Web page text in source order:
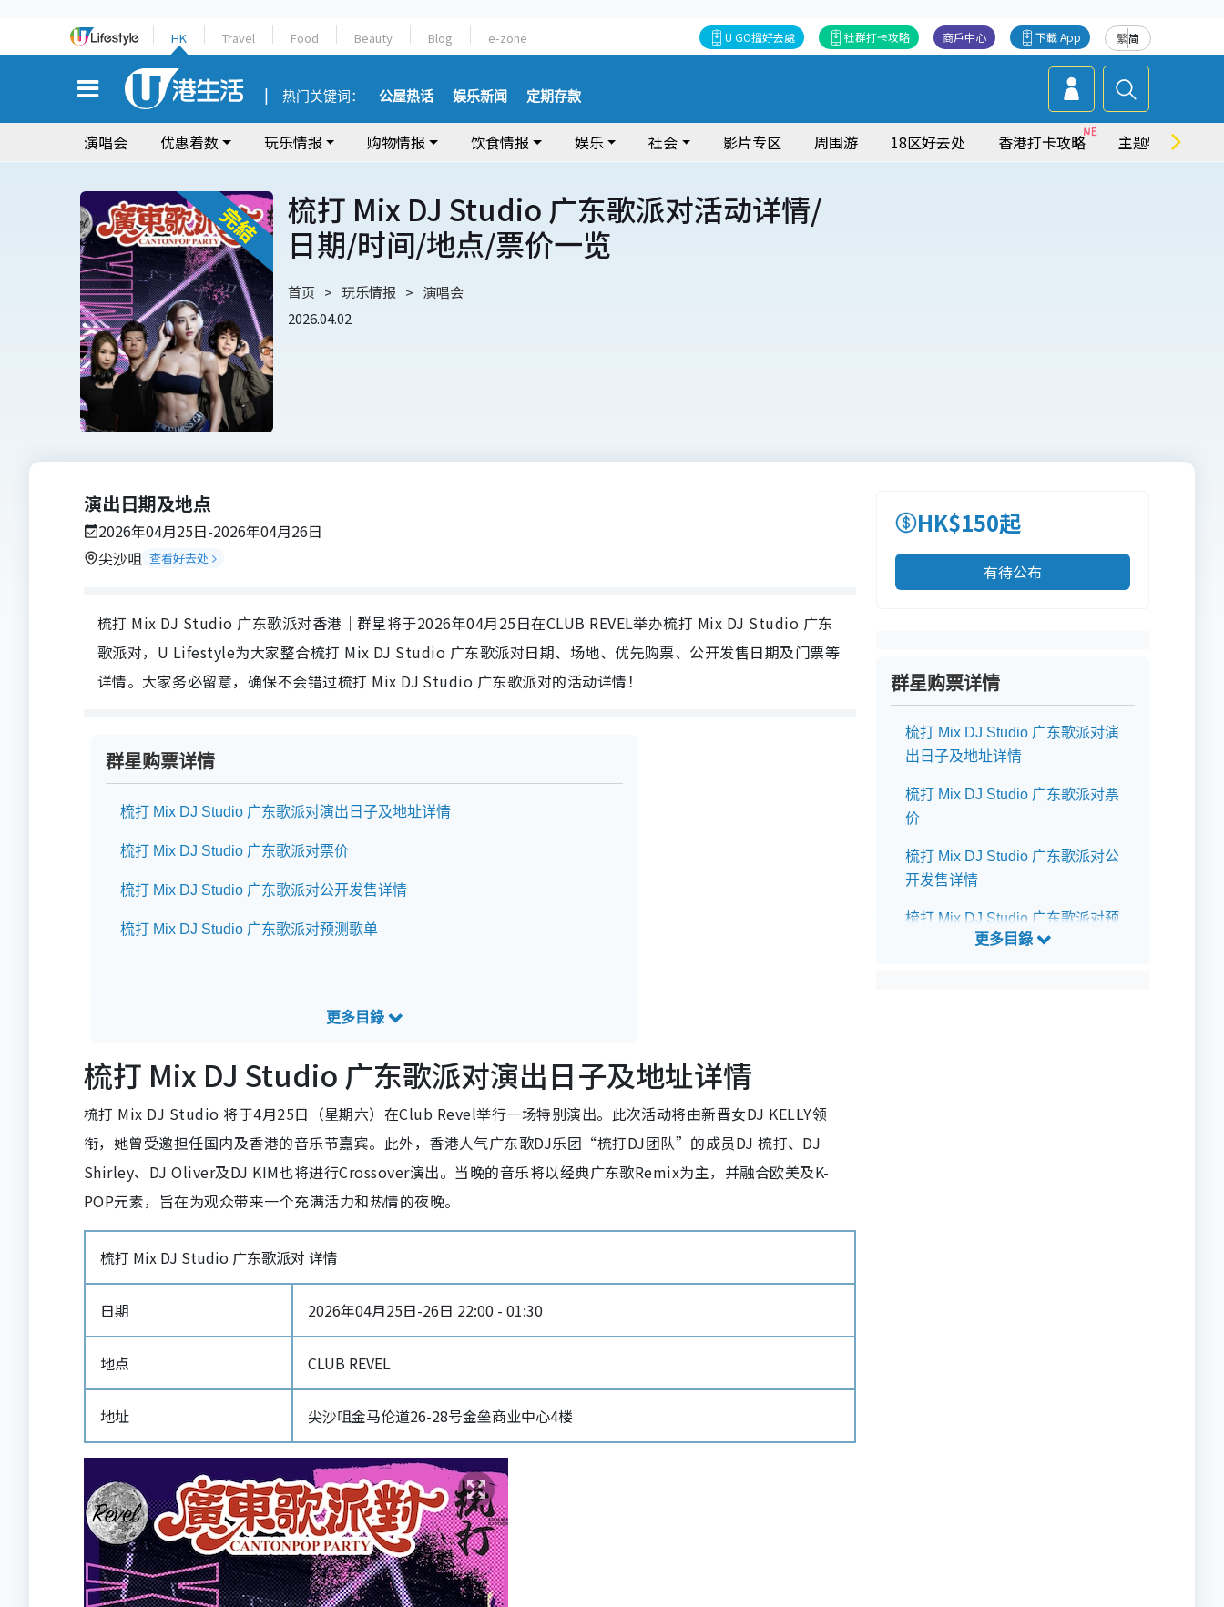
HK Travel Food Beauty Blog e-zone 繁简
下載 App
商戶中心
社群打卡攻略
U GO搵好去處
热门关键词： 公屋热话 娱乐新闻 定期存款
演唱会 优惠着数 玩乐情报 购物情报 饮食情报 娱乐 社会 影片专区 周围游 18区好去处 香港打卡攻略 主题特集
梳打 Mix DJ Studio 广东歌派对活动详情/
日期/时间/地点/票价一览
首页 玩乐情报
演唱会
2026.04.02
演出日期及地点
2026年04月25日-2026年04月26日
尖沙咀 查看好去处
梳打 Mix DJ Studio 广东歌派对香港｜群星将于2026年04月25日在CLUB REVEL举办梳打 Mix DJ Studio 广东
歌派对，U Lifestyle为大家整合梳打 Mix DJ Studio 广东歌派对日期、场地、优先购票、公开发售日期及门票等
详情。大家务必留意，确保不会错过梳打 Mix DJ Studio 广东歌派对的活动详情！
群星购票详情
梳打 Mix DJ Studio 广东歌派对演出日子及地址详情
梳打 Mix DJ Studio 广东歌派对票价
梳打 Mix DJ Studio 广东歌派对公开发售详情
梳打 Mix DJ Studio 广东歌派对预测歌单
梳打 Mix DJ Studio 广东歌派对演出日子及地址详情
梳打 Mix DJ Studio 将于4月25日（星期六）在Club Revel举行一场特别演出。此次活动将由新晋女DJ KELLY领
衔，她曾受邀担任国内及香港的音乐节嘉宾。此外，香港人气广东歌DJ乐团“梳打DJ团队”的成员DJ 梳打、DJ
Shirley、DJ Oliver及DJ KIM也将进行Crossover演出。当晚的音乐将以经典广东歌Remix为主，并融合欧美及K-
POP元素，旨在为观众带来一个充满活力和热情的夜晚。
梳打 Mix DJ Studio 广东歌派对 详情
日期 2026年04月25日-26日 22:00 - 01:30
地点 CLUB REVEL
地址 尖沙咀金马伦道26-28号金垒商业中心4楼
HK$150起
有待公布
群星购票详情
梳打 Mix DJ Studio 广东歌派对演
出日子及地址详情
梳打 Mix DJ Studio 广东歌派对票
价
梳打 Mix DJ Studio 广东歌派对公
开发售详情
梳打 Mix DJ Studio 广东歌派对预